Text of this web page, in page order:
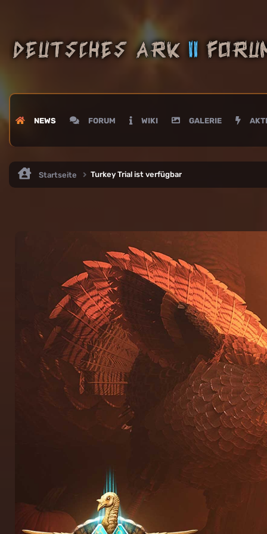
NEWS FORUM WIKI GALERIE
Startseite Turkey Trial ist verfügbar